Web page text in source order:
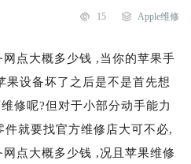
15 Apple维修
网点大概多少钱 ,当你的苹果手
果设备坏了之后是不是首先想
修呢?但对于小部分动手能力
就要找官方维修店大可不必,
点大概多少钱 ,况且苹果维修